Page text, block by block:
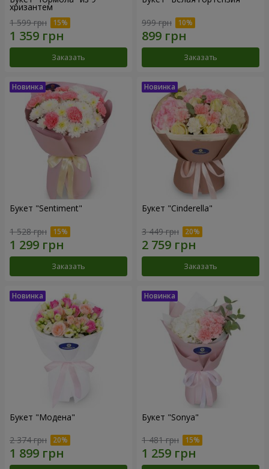
хризантем
1 599 грн
Заказать
999 грн
Заказать
Букет "Sentiment"
1 528 грн
Заказать
Букет "Cinderella"
3 449 грн
Заказать
Букет "Модена"
2 374 грн
Букет "Sonya"
1 481 грн